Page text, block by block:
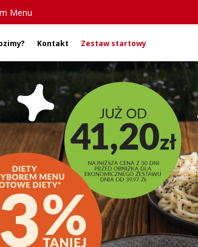
Menu
Kontakt Zestaw startowy